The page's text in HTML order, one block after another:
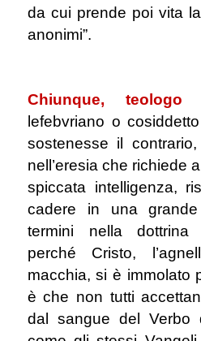
da cui prende poi vita
anonimi”.
Chiunque, teologo
lefebvriano o
sostenesse il
nell’eresia che richiede
spiccata intelligenza,
cadere in una
termini nella dottrina
perché Cristo,
macchia, si è immolato
è che non tutti
dal sangue del Verbo